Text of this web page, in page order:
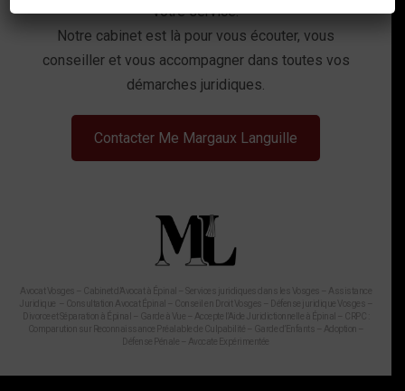
votre service.
Notre cabinet est là pour vous écouter, vous
conseiller et vous accompagner dans toutes vos
démarches juridiques.
Contacter Me Margaux Languille
Avocat Vosges – Cabinet d’Avocat à Épinal – Services juridiques dans les Vosges – Assistance
Juridique – Consultation Avocat Épinal – Conseil en Droit Vosges – Défense juridique Vosges –
Divorce et Séparation à Épinal – Garde à Vue – Accepte l’Aide Juridictionnelle à Épinal – CRPC :
Comparution sur Reconnaissance Préalable de Culpabilité – Garde d’Enfants – Adoption –
Défense Pénale – Avocate Expérimentée